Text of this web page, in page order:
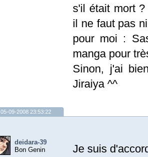
s'il était mort
il ne faut pas
pour moi :
manga pour
Sinon, j'ai
Jiraiya ^^
05-09-2008 23:53:22
deidara-39
Bon Genin
Je suis